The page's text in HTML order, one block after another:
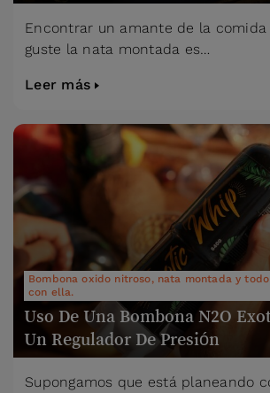
Encontrar un amante de la comida
guste la nata montada es…
Leer más
Bombona oxido nitroso, nata montada y
con ella.
Uso De Una Bombona N2O
Un Regulador De Presión
Supongamos que está planeando